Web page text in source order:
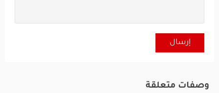
وصفات متعلقة